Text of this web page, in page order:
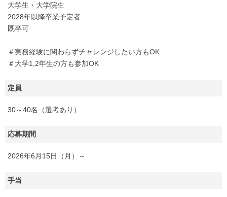
大学生・大学院生
2028年以降卒業予定者
既卒可
＃実務経験に関わらずチャレンジしたい方もOK
＃大学1,2年生の方も参加OK
定員
30～40名（選考あり）
応募期間
2026年6月15日（月）～
手当